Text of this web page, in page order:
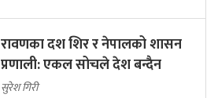
रावणका दश शिर र नेपालको शासन
प्रणाली: एकल सोचले देश बन्दैन
सुरेश गिरी